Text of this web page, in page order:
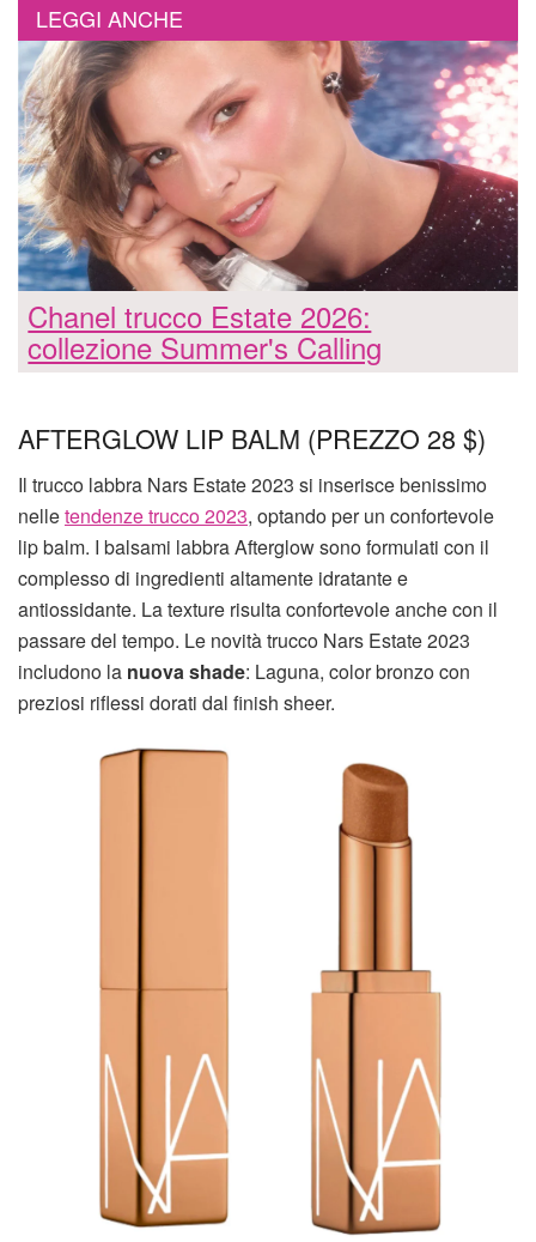
LEGGI ANCHE
Chanel trucco Estate 2026:
collezione Summer's Calling
AFTERGLOW LIP BALM (PREZZO 28 $)
Il trucco labbra Nars Estate 2023 si inserisce benissimo
nelletendenze trucco 2023, optando per un confortevole
lip balm. I balsami labbra Afterglow sono formulati con il
complesso di ingredienti altamente idratante e
antiossidante. La texture risulta confortevole anche con il
passare del tempo. Le novità trucco Nars Estate 2023
includono la nuova shade: Laguna, color bronzo con
preziosi riflessi dorati dal finish sheer.